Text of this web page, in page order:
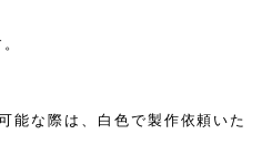
能な際は、白色で製作依頼いた